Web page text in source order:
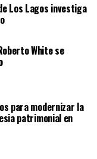
Los Lagos investiga
White se
para modernizar la
patrimonial en